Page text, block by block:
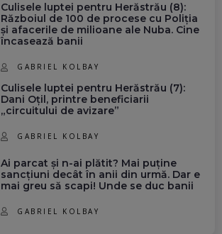
Culisele luptei pentru Herăstrău (8):
Războiul de 100 de procese cu Poliția
și afacerile de milioane ale Nuba. Cine
încasează banii
GABRIEL KOLBAY
Culisele luptei pentru Herăstrău (7):
Dani Oțil, printre beneficiarii
„circuitului de avizare”
GABRIEL KOLBAY
Ai parcat și n-ai plătit? Mai puține
sancțiuni decât în anii din urmă. Dar e
mai greu să scapi! Unde se duc banii
GABRIEL KOLBAY